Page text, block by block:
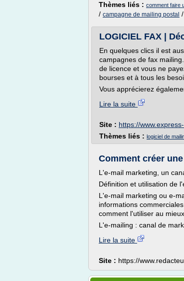
Thèmes liés : comment faire
/ campagne de mailing postal /
LOGICIEL FAX |
En quelques clics il est
campagnes de fax
de licence et vous ne
bourses et à tous les
Vous apprécierez
Lire la suite
Site : https://
Thèmes liés : logiciel de
Comment créer
L'e-mail marketing, un
Définition et utilisation de
L'e-mail marketing ou e-
informations
comment l'utiliser au
L'e-mailing : canal de
Lire la suite
Site : https://